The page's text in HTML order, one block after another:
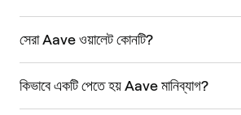
সেরা Aave ওয়ালেট কোনটি?
কিভাবে একটি পেতে হয় Aave মানিব্যাগ?